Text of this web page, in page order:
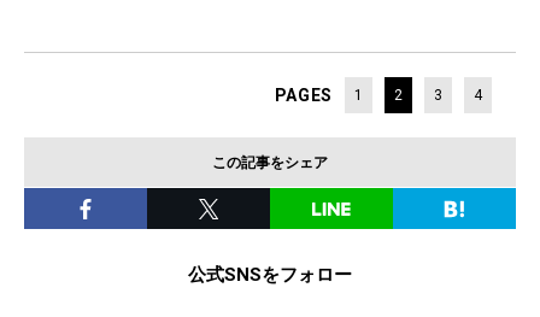
PAGES 1 2 3 4
この記事をシェア
公式SNSをフォロー